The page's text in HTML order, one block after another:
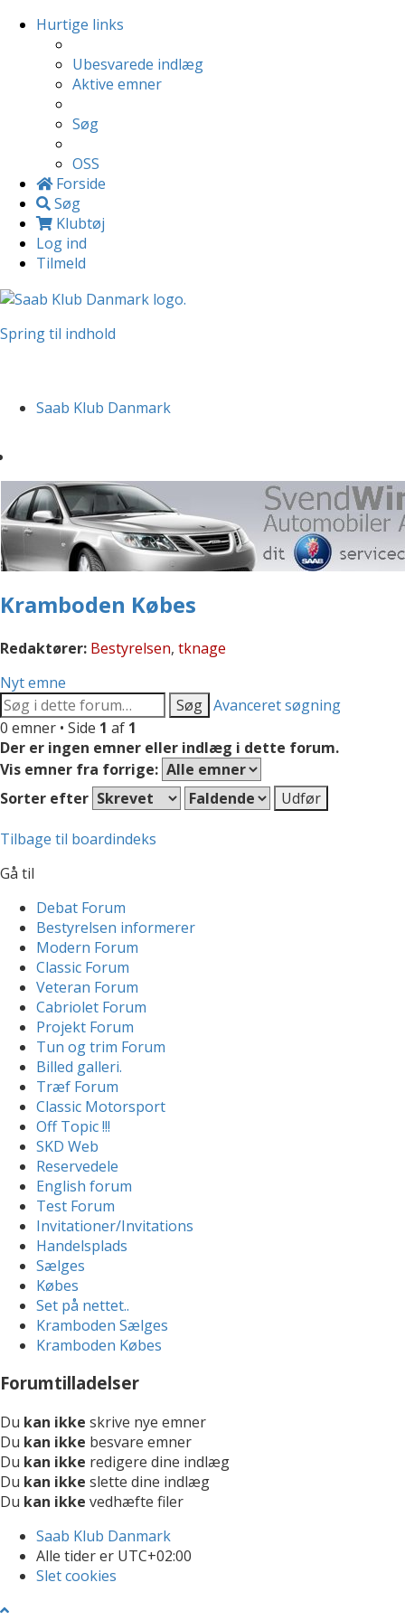
Hurtige links
Ubesvarede indlæg
Aktive emner
Søg
OSS
Forside
Søg
Klubtøj
Log ind
Tilmeld
Spring til indhold
Saab Klub Danmark
Kramboden Købes
Redaktører: Bestyrelsen, tknage
Nyt emne
Søg Avanceret søgning
0 emner • Side 1 af 1
Der er ingen emner eller indlæg i dette forum.
Vis emner fra forrige:
Sorter efter
Tilbage til boardindeks
Gå til
Debat Forum
Bestyrelsen informerer
Modern Forum
Classic Forum
Veteran Forum
Cabriolet Forum
Projekt Forum
Tun og trim Forum
Billed galleri.
Træf Forum
Classic Motorsport
Off Topic !!!
SKD Web
Reservedele
English forum
Test Forum
Invitationer/Invitations
Handelsplads
Sælges
Købes
Set på nettet..
Kramboden Sælges
Kramboden Købes
Forumtilladelser
Du kan ikke skrive nye emner
Du kan ikke besvare emner
Du kan ikke redigere dine indlæg
Du kan ikke slette dine indlæg
Du kan ikke vedhæfte filer
Saab Klub Danmark
Alle tider er UTC+02:00
Slet cookies